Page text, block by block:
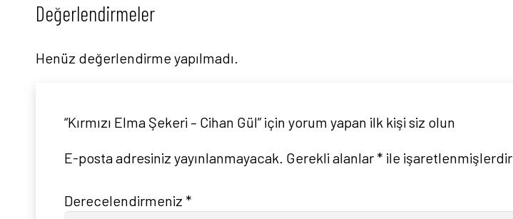
Değerlendirmeler
Henüz değerlendirme yapılmadı.
“Kırmızı Elma Şekeri – Cihan Gül” için yorum yapan ilk kişi siz olun
E-posta adresiniz yayınlanmayacak. Gerekli alanlar * ile işaretlenmişlerdir
Derecelendirmeniz *